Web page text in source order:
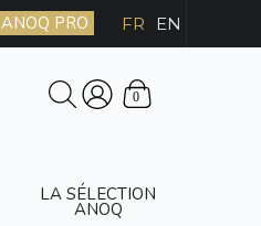
ANOQ PRO FR EN
0
LA SÉLECTION
ANOQ